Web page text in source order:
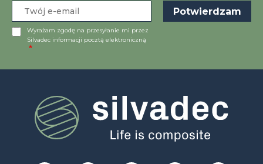
Wyrażam zgodę na przesyłanie mi przez
Silvadec informacji pocztą elektroniczną